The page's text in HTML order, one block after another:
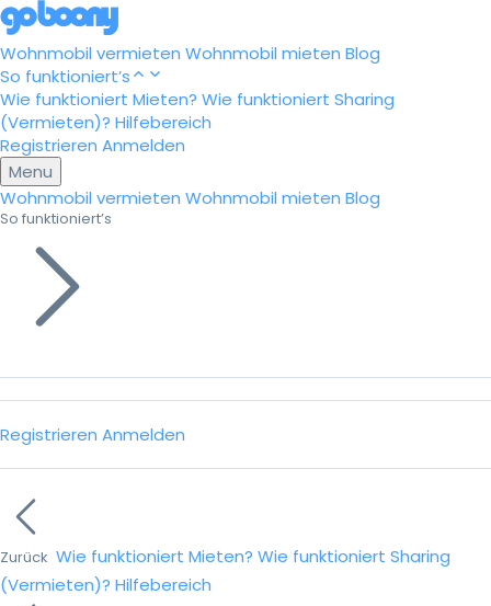
Wohnmobil vermieten Wohnmobil mieten Blog
So funktioniert’s
Wie funktioniert Mieten? Wie funktioniert Sharing
(Vermieten)? Hilfebereich
Registrieren Anmelden
Menu
Wohnmobil vermieten Wohnmobil mieten Blog
So funktioniert’s
Registrieren Anmelden
Zurück Wie funktioniert Mieten? Wie funktioniert Sharing
(Vermieten)? Hilfebereich